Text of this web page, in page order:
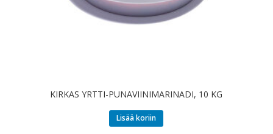
KIRKAS YRTTI-PUNAVIINIMARINADI, 10 KG
Lisää koriin